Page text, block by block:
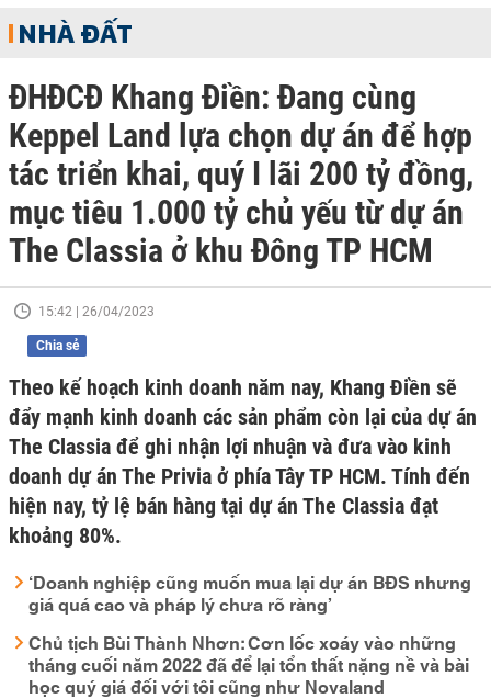
NHÀ ĐẤT
ĐHĐCĐ Khang Điền: Đang cùng
Keppel Land lựa chọn dự án để hợp
tác triển khai, quý I lãi 200 tỷ đồng,
mục tiêu 1.000 tỷ chủ yếu từ dự án
The Classia ở khu Đông TP HCM
15:42 | 26/04/2023
Chia sẻ
Theo kế hoạch kinh doanh năm nay, Khang Điền sẽ
đẩy mạnh kinh doanh các sản phẩm còn lại của dự án
The Classia để ghi nhận lợi nhuận và đưa vào kinh
doanh dự án The Privia ở phía Tây TP HCM. Tính đến
hiện nay, tỷ lệ bán hàng tại dự án The Classia đạt
khoảng 80%.
‘Doanh nghiệp cũng muốn mua lại dự án BĐS nhưng
giá quá cao và pháp lý chưa rõ ràng’
Chủ tịch Bùi Thành Nhơn: Cơn lốc xoáy vào những
tháng cuối năm 2022 đã để lại tổn thất nặng nề và bài
học quý giá đối với tôi cũng như Novaland